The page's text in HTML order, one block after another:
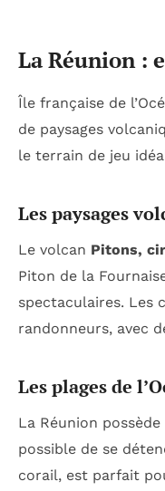
La Réunion :
Île française de
de paysages
le terrain de jeu
Les paysages
Le volcan Pitons,
Piton de la
spectaculaires. Les
randonneurs, avec
Les plages de
La Réunion
possible de se
corail, est parfait